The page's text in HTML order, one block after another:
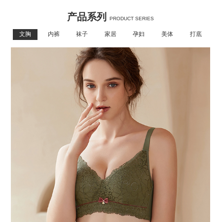
产品系列 PRODUCT SERIES
文胸 内裤 袜子 家居 孕妇 美体 打底